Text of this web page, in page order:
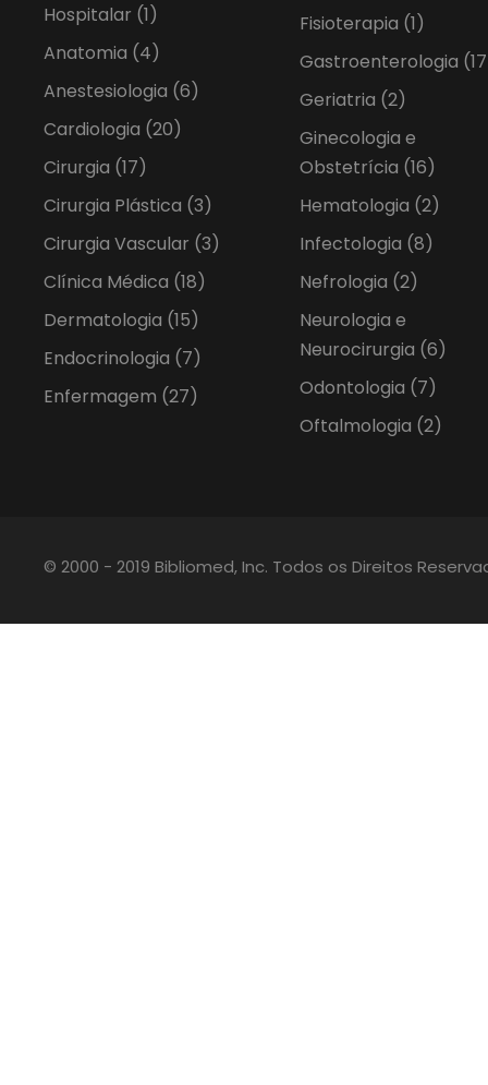
Hospitalar (1)
Anatomia (4)
Anestesiologia (6)
Cardiologia (20)
Cirurgia (17)
Cirurgia Plástica (3)
Cirurgia Vascular (3)
Clínica Médica (18)
Dermatologia (15)
Endocrinologia (7)
Enfermagem (27)
Fisioterapia (1)
Gastroenterologia
Geriatria (2)
Ginecologia e
Obstetrícia (16)
Hematologia (2)
Infectologia (8)
Nefrologia (2)
Neurologia e
Neurocirurgia (6)
Odontologia (7)
Oftalmologia (2)
© 2000 - 2019 Bibliomed, Inc. Todos os Direitos